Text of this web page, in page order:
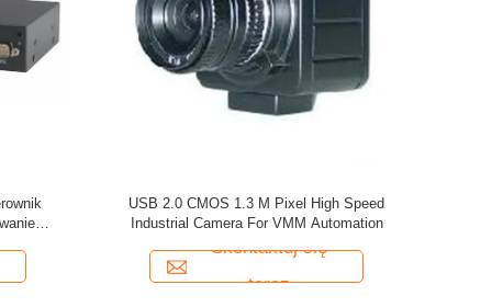
USB 2.0 CMOS 1.3 M Pixel High Speed
Industrial Camera For VMM Automation
Skontaktuj się
teraz